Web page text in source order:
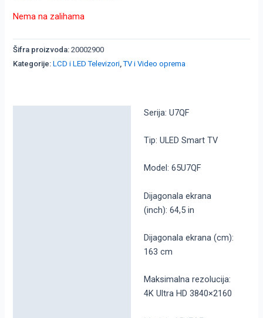
Nema na zalihama
Šifra proizvoda:20002900
Kategorije:LCD i LED Televizori,TV i Video oprema
Serija: U7QF
Tip: ULED Smart TV
Model: 65U7QF
Dijagonala ekrana
(inch): 64,5 in
Dijagonala ekrana (cm):
163 cm
Maksimalna rezolucija:
4K Ultra HD 3840×2160